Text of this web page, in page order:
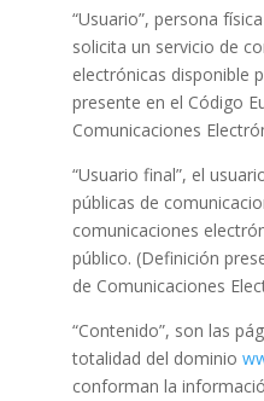
“Usuario”, persona
solicita un servicio de
electrónicas disponible
presente en el Código
Comunicaciones
“Usuario final”, el
públicas de
comunicaciones
público. (Definición
de Comunicaciones
“Contenido”, son las
totalidad del dominio
conforman la